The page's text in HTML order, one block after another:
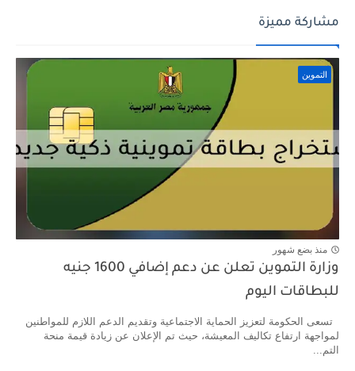
مشاركة مميزة
التموين
منذ بضع شهور
وزارة التموين تعلن عن دعم إضافي 1600 جنيه
للبطاقات اليوم
تسعى الحكومة لتعزيز الحماية الاجتماعية وتقديم الدعم اللازم للمواطنين
لمواجهة ارتفاع تكاليف المعيشة، حيث تم الإعلان عن زيادة قيمة منحة
التم...